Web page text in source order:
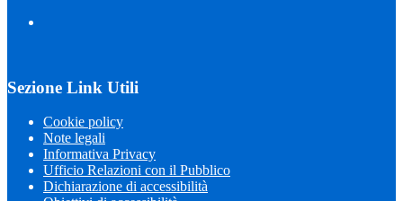
Sezione Link Utili
Cookie policy
Note legali
Informativa Privacy
Ufficio Relazioni con il Pubblico
Dichiarazione di accessibilità